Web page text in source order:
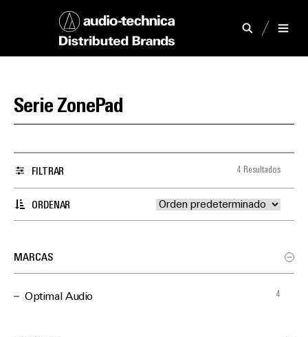
Serie ZonePad
ORDENAR
FILTRAR 4 Resultados
MARCAS
Optimal Audio 4